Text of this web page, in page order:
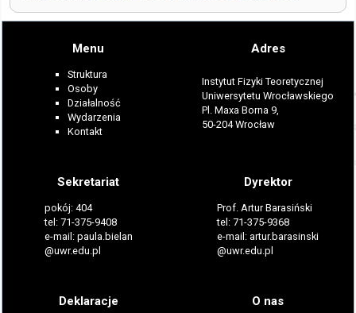
Menu
Struktura
Osoby
Działalność
Wydarzenia
Kontakt
Adres
Instytut Fizyki Teoretycznej
Uniwersytetu Wrocławskiego
Pl. Maxa Borna 9,
50-204 Wrocław
Sekretariat
pokój: 404
tel: 71-375-9408
e-mail: paula.bielan
@uwr.edu.pl
Dyrektor
Prof. Artur Barasiński
tel: 71-375-9368
e-mail: artur.barasinski
@uwr.edu.pl
Deklaracje O nas